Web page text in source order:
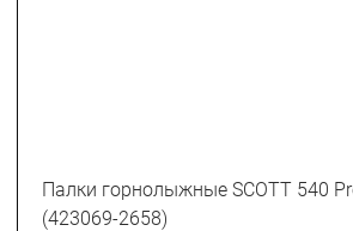
Палки горнолыжные SCOTT 540
(423069-2658)